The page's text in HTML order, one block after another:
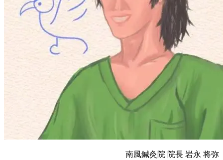
南風鍼灸院 院長 岩永 将弥